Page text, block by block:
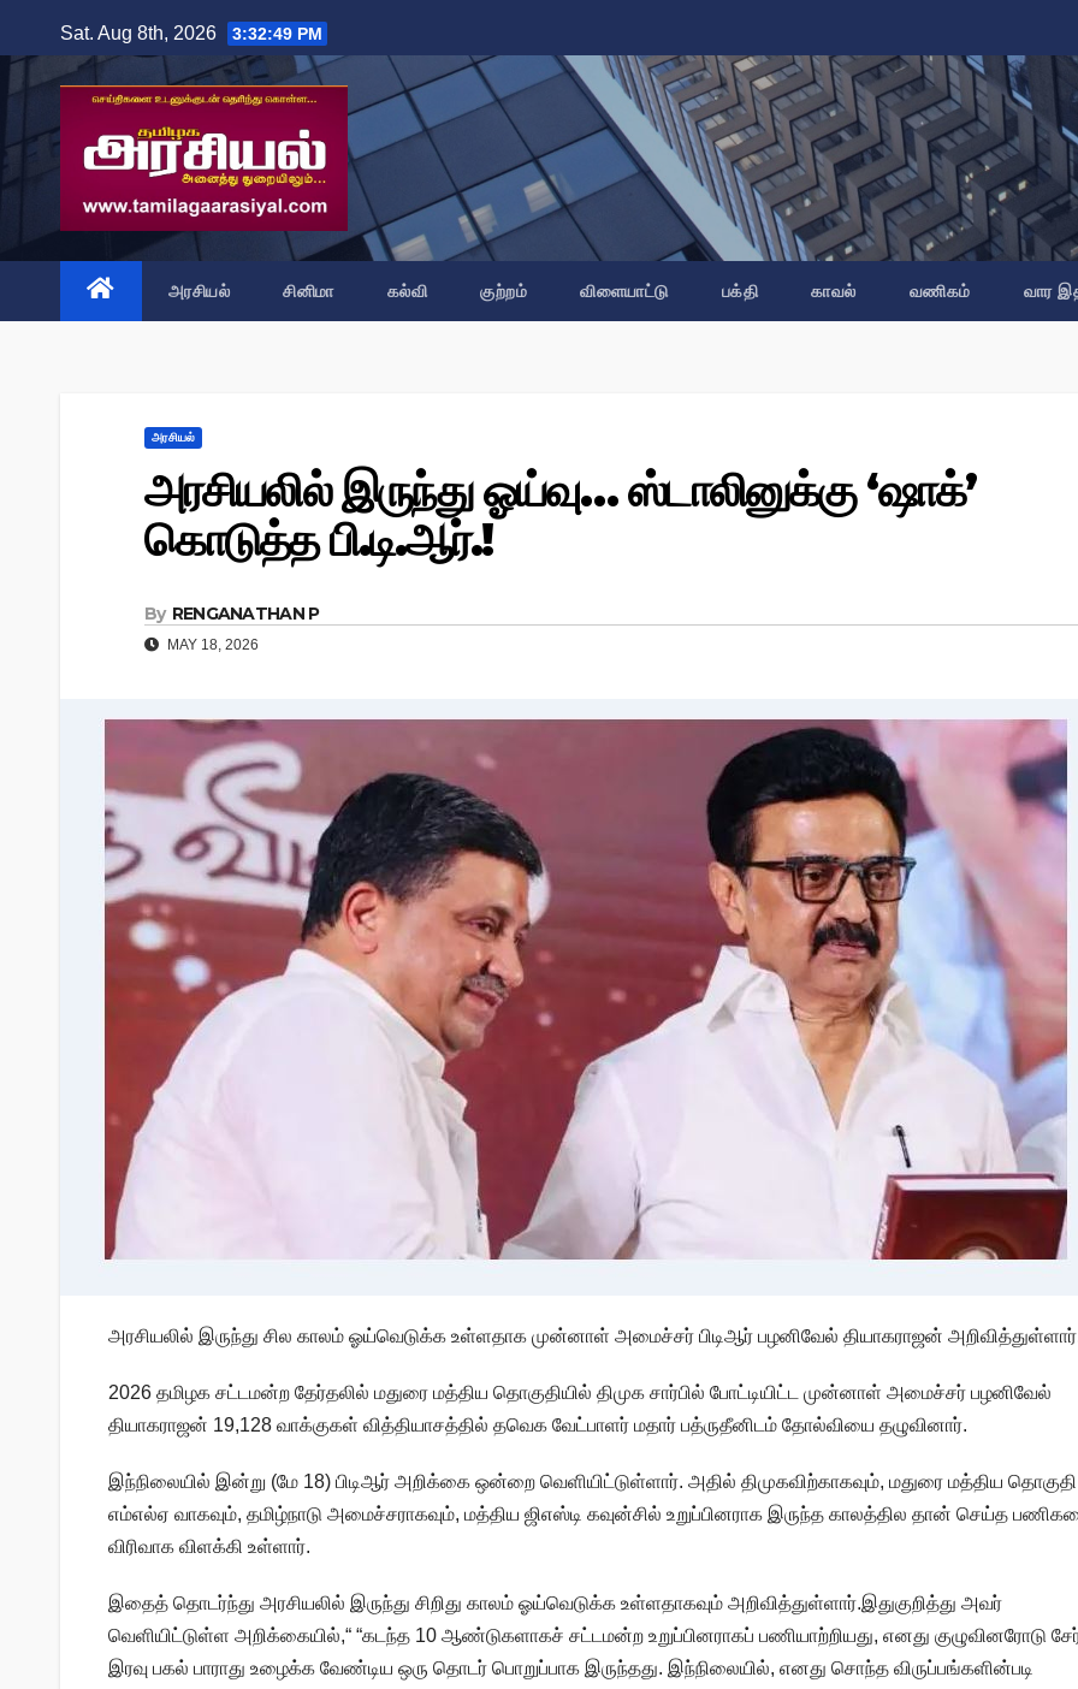
to
content
Sat. Aug 8th, 2026 3:32:51 PM
அரசியல் சினிமா கல்வி குற்றம் விளையாட்டு பக்தி காவல் வணிகம் வார
அரசியல்
அரசியலில் இருந்து ஓய்வு… ஸ்டாலினுக்கு ‘ஷாக்’
கொடுத்த பி.டி.ஆர்.!
By RENGANATHAN P
MAY 18, 2026
அரசியலில் இருந்து சில காலம் ஓய்வெடுக்க உள்ளதாக முன்னாள் அமைச்சர் பிடிஆர் பழனிவேல் தியாகராஜன்
2026 தமிழக சட்டமன்ற தேர்தலில் மதுரை மத்திய தொகுதியில் திமுக சார்பில் போட்டியிட்ட முன்னாள் அமைச்சர் பழனிவேல்
தியாகராஜன் 19,128 வாக்குகள் வித்தியாசத்தில் தவெக வேட்பாளர் மதார் பத்ருதீனிடம் தோல்வியை தழுவினார்.
இந்நிலையில் இன்று (மே 18) பிடிஆர் அறிக்கை ஒன்றை வெளியிட்டுள்ளார். அதில் திமுகவிற்காகவும், மதுரை மத்திய தொகுதி
எம்எல்ஏ வாகவும், தமிழ்நாடு அமைச்சராகவும், மத்திய ஜிஎஸ்டி கவுன்சில் உறுப்பினராக இருந்த காலத்தில தான் செய்த
விரிவாக விளக்கி உள்ளார்.
இதைத் தொடர்ந்து அரசியலில் இருந்து சிறிது காலம் ஓய்வெடுக்க உள்ளதாகவும் அறிவித்துள்ளார்.இதுகுறித்து அவர்
வெளியிட்டுள்ள அறிக்கையில்,“ “கடந்த 10 ஆண்டுகளாகச் சட்டமன்ற உறுப்பினராகப் பணியாற்றியது, எனது குழுவினரோடு
இரவு பகல் பாராது உழைக்க வேண்டிய ஒரு தொடர் பொறுப்பாக இருந்தது. இந்நிலையில், எனது சொந்த விருப்பங்களின்படி